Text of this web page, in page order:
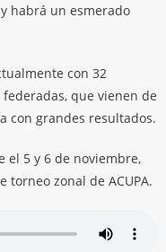
habrá un esmerado
con 32
que vienen de
con grandes resultados.
el 5 y 6 de noviembre,
torneo zonal de ACUPA.